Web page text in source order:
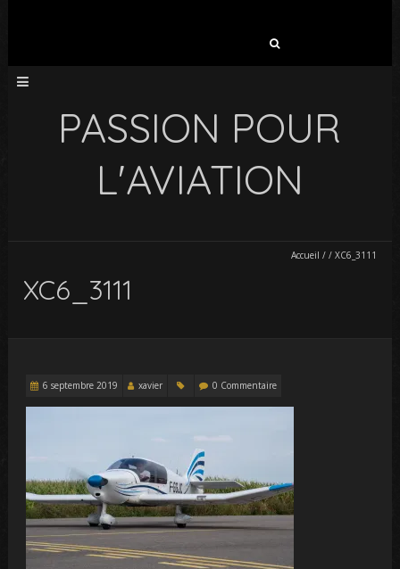
PASSION POUR
L'AVIATION
Accueil / / XC6_3111
XC6_3111
6 septembre 2019 xavier 0 Commentaire